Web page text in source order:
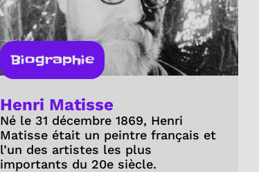
Biographie
Henri Matisse
Né le 31 décembre 1869, Henri
Matisse était un peintre français et
l’un des artistes les plus
importants du 20e siècle.